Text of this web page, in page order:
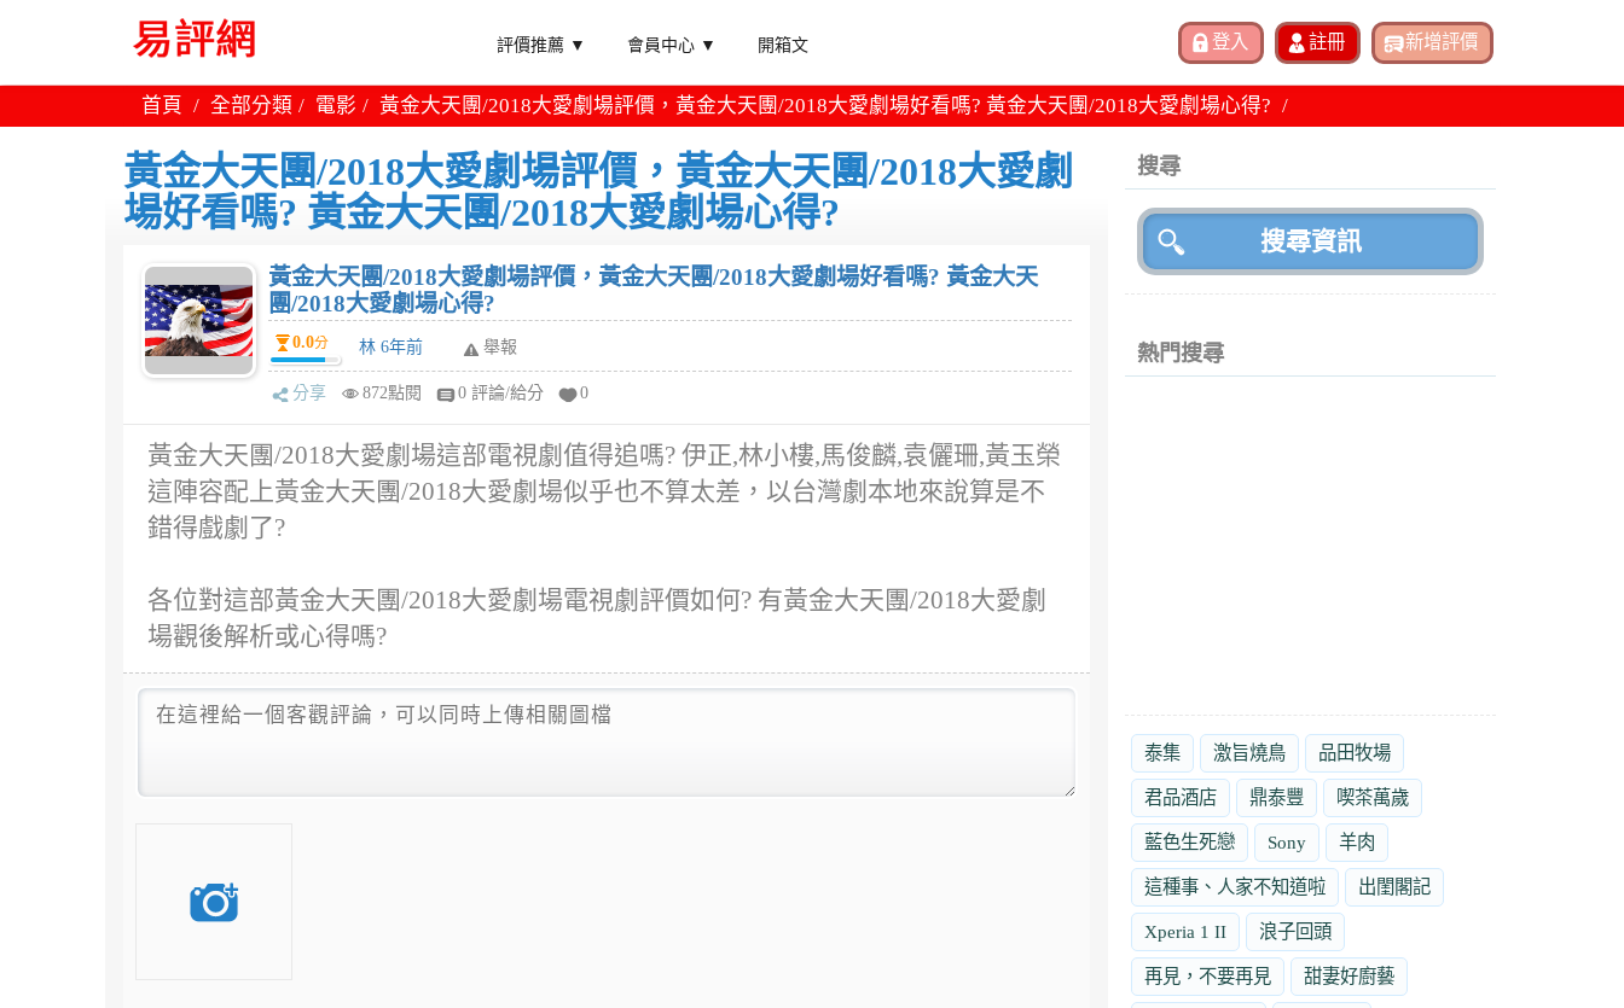
評價推薦 ▼ 會員中心 ▼ 開箱文
首頁 全部分類 電影 黃金大天團/2018大愛劇場評價，黃金大天團/2018大愛劇場好看嗎? 黃金大天團/2018大愛劇場心得?
黃金大天團/2018大愛劇場評價，黃金大天團/2018大愛劇
場好看嗎? 黃金大天團/2018大愛劇場心得?
黃金大天團/2018大愛劇場評價，黃金大天團/2018大愛劇場好看嗎? 黃金大天
團/2018大愛劇場心得?
0.0分 林 6年前 舉報
分享 872點閱 0 評論/給分 0
黃金大天團/2018大愛劇場這部電視劇值得追嗎? 伊正,林小樓,馬俊麟,袁儷珊,黃玉榮
這陣容配上黃金大天團/2018大愛劇場似乎也不算太差，以台灣劇本地來說算是不
錯得戲劇了?
各位對這部黃金大天團/2018大愛劇場電視劇評價如何? 有黃金大天團/2018大愛劇
場觀後解析或心得嗎?
搜尋
熱門搜尋
泰集 激旨燒鳥 品田牧場
君品酒店 鼎泰豐 喫茶萬歲
藍色生死戀 Sony 羊肉
這種事、人家不知道啦 出閨閣記
Xperia 1 II 浪子回頭
再見，不要再見 甜妻好廚藝